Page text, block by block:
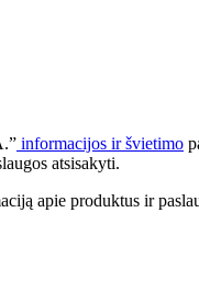
informacijos ir švietimo
atsisakyti.
apie produktus ir